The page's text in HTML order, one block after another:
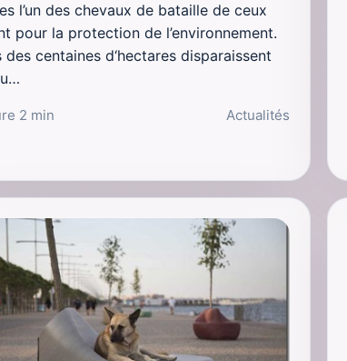
l’un des chevaux de bataille de ceux
pour la protection de l’environnement.
des centaines d‘hectares disparaissent
2 min Actualités